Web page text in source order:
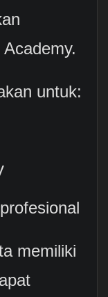
untuk:
memiliki